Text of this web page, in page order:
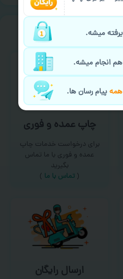
سفارش گیری
چاپ عمده و فوری
برای درخواست خدمات چاپ
عمده و فوری با ما تماس
بگیرید
( تماس با ما )
ارسال رایگان
میشه.
هم انجام میشه.
همهپیام رسان ها.